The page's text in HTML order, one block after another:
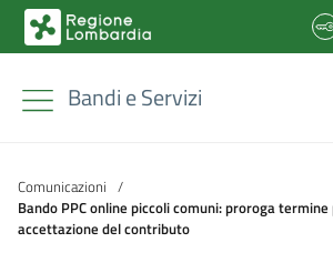
Bandi e Servizi
Comunicazioni /
Bando PPC online piccoli comuni: proroga termine
accettazione del contributo